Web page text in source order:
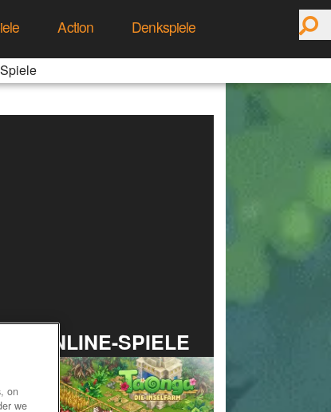
Action
Denkspiele
TOP ONLINE-SPIELE
on
we